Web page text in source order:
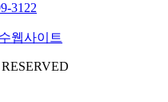
3122